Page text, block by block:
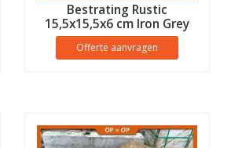
Bestrating Rustic
15,5x15,5x6 cm Iron Grey
Offerte aanvragen